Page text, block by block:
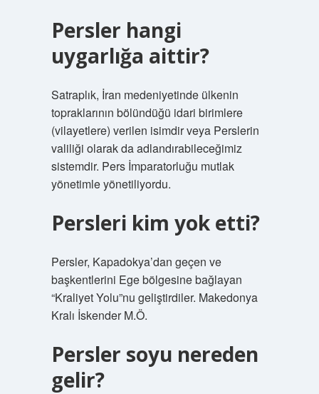
Persler hangi
uygarlığa aittir?
Satraplık, İran medeniyetinde ülkenin
topraklarının bölündüğü idari birimlere
(vilayetlere) verilen isimdir veya Perslerin
valiliği olarak da adlandırabileceğimiz
sistemdir. Pers İmparatorluğu mutlak
yönetimle yönetiliyordu.
Persleri kim yok etti?
Persler, Kapadokya’dan geçen ve
başkentlerini Ege bölgesine bağlayan
“Kraliyet Yolu”nu geliştirdiler. Makedonya
Kralı İskender M.Ö.
Persler soyu nereden
gelir?